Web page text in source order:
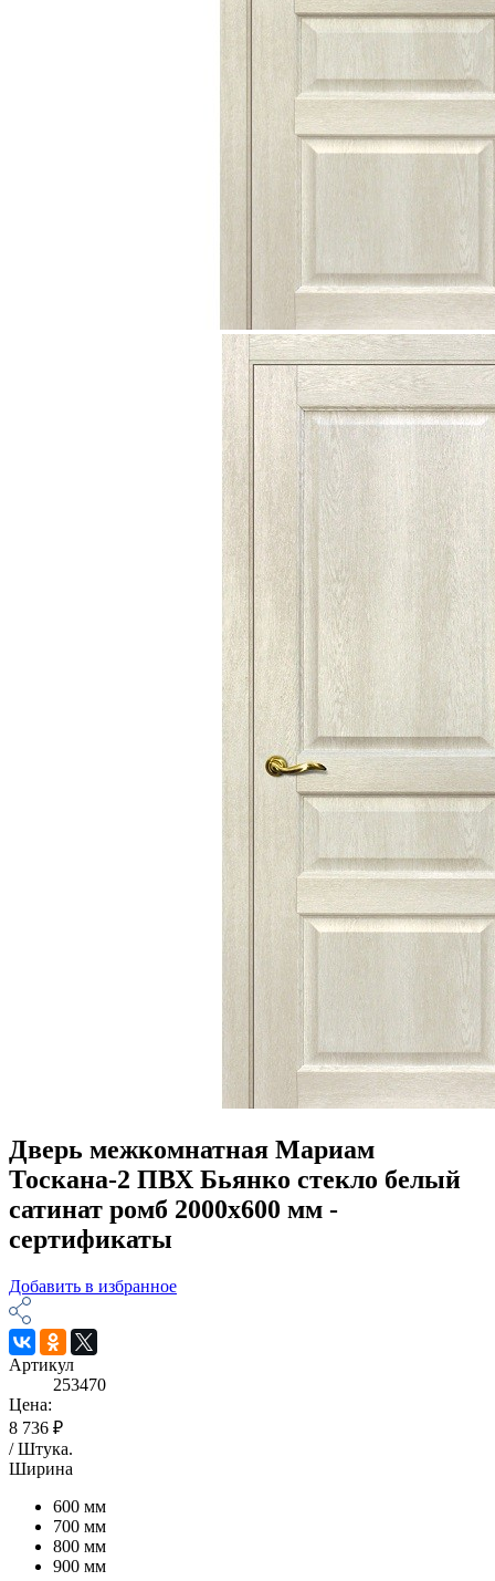
Дверь межкомнатная Мариам
Тоскана-2 ПВХ Бьянко стекло белый
сатинат ромб 2000х600 мм -
сертификаты
Добавить в избранное
Артикул
253470
Цена:
8 736 ₽
/Штука.
Ширина
600 мм
700 мм
800 мм
900 мм